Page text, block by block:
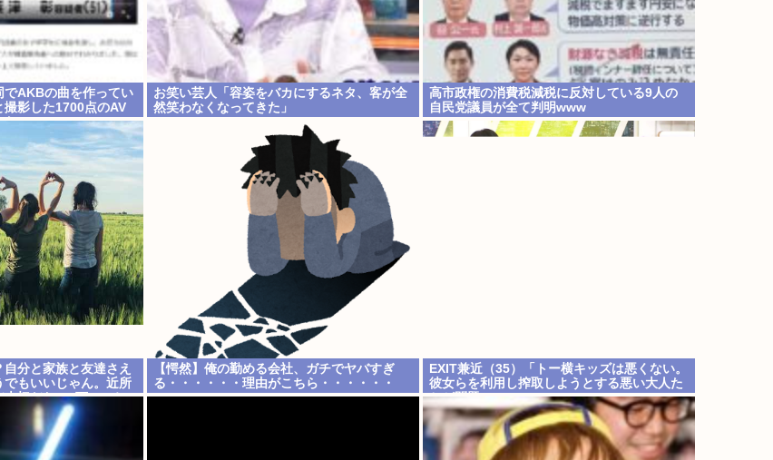
でAKBの曲を作ってい
撮影した1700点のAV
たwww
お笑い芸人「容姿をバカにするネタ、客が全
然笑わなくなってきた」
高市政権の消費税減税に反対している9人の
自民党議員が全て判明www
自分と家族と友達さえ
でもいいじゃん。近所
切だわ」7万いいね
【愕然】俺の勤める会社、ガチでヤバすぎ
る・・・・・・理由がこちら・・・・・・
EXIT兼近（35）「トー横キッズは悪くない。
彼女らを利用し搾取しようとする悪い大人た
ちが問題」